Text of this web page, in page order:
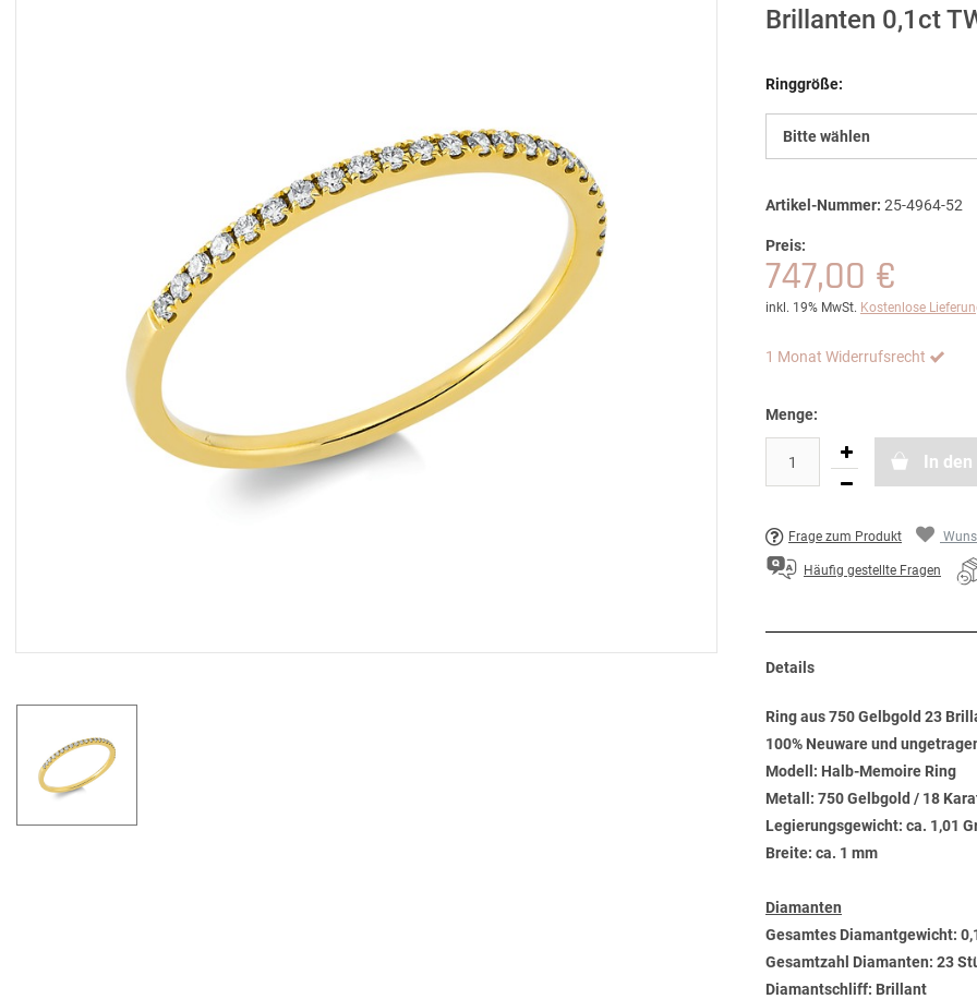
Brillanten 0,1ct
Ringgröße:
Bitte wählen
Artikel-Nummer: 25-4964-52
Preis:
747,00 €
inkl. 19% MwSt. Kostenlose
1 Monat Widerrufsrecht
Menge:
In
Frage zum Produkt
Häufig gestellte Fragen
Details
Ring aus 750 Gelbgold 23
100% Neuware und
Modell: Halb-Memoire Ring
Metall: 750 Gelbgold / 18
Legierungsgewicht: ca. 1,01
Breite: ca. 1 mm
Diamanten
Gesamtes Diamantgewicht:
Gesamtzahl Diamanten: 23
Diamantschliff: Brillant